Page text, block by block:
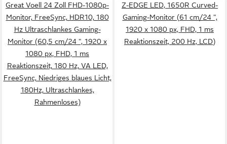
Great Voell 24 Zoll FHD-1080p-
Monitor, FreeSync, HDR10, 180
Hz Ultraschlankes Gaming-
Monitor (60,5 cm/24 ", 1920 x
1080 px, FHD, 1 ms
Reaktionszeit, 180 Hz, VA LED,
FreeSync, Niedriges blaues Licht,
180Hz, Ultraschlankes,
Rahmenloses)
Z-EDGE LED, 1650R Curved-
Gaming-Monitor (61 cm/24 ",
1920 x 1080 px, FHD, 1 ms
Reaktionszeit, 200 Hz, LCD)